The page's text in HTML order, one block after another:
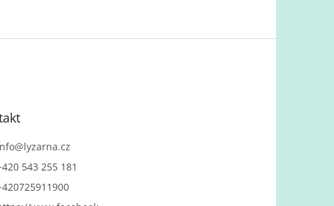
@lyzarna.cz
543 255 181